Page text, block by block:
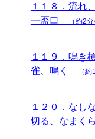
１１８．流れ
一盃口
（約2
１１９．鳴き
雀、鳴く
（
１２０．なし
切る、なまく